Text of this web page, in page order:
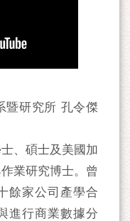
暨研究所 孔令傑
、碩士及美國加
業研究博士。曾
餘家公司產學合
進行商業數據分